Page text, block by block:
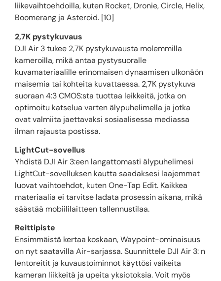
liikevaihtoehdoilla, kuten Rocket, Dronie, Circle, Helix,
Boomerang ja Asteroid. [10]
2,7K pystykuvaus
DJI Air 3 tukee 2,7K pystykuvausta molemmilla
kameroilla, mikä antaa pystysuoralle
kuvamateriaalille erinomaisen dynaamisen ulkonäön
maisemia tai kohteita kuvattaessa. 2,7K pystykuva
suoraan 4:3 CMOS:sta tuottaa leikkeitä, jotka on
optimoitu katselua varten älypuhelimella ja jotka
ovat valmiita jaettavaksi sosiaalisessa mediassa
ilman rajausta postissa.
LightCut-sovellus
Yhdistä DJI Air 3:een langattomasti älypuhelimesi
LightCut-sovelluksen kautta saadaksesi laajemmat
luovat vaihtoehdot, kuten One-Tap Edit. Kaikkea
materiaalia ei tarvitse ladata prosessin aikana, mikä
säästää mobiililaitteen tallennustilaa.
Reittipiste
Ensimmäistä kertaa koskaan, Waypoint-ominaisuus
on nyt saatavilla Air-sarjassa. Suunnittele DJI Air 3: n
lentoreitit ja kuvaustoiminnot käyttösi vaikeita
kameran liikkeitä ja upeita yksiotoksia. Voit myös